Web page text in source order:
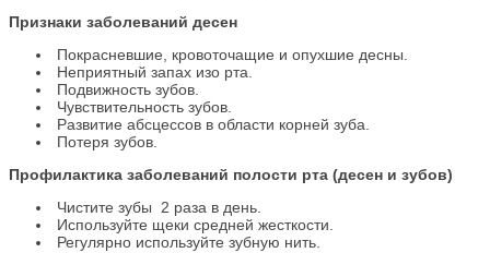
Признаки заболеваний десен
Покрасневшие, кровоточащие и опухшие десны.
Неприятный запах изо рта.
Подвижность зубов.
Чувствительность зубов.
Развитие абсцессов в области корней зуба.
Потеря зубов.
Профилактика заболеваний полости рта (десен и зубов)
Чистите зубы 2 раза в день.
Используйте щеки средней жесткости.
Регулярно используйте зубную нить.